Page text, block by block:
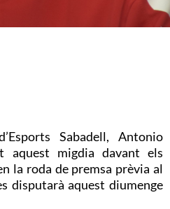
Sabadell, Antonio
aquest migdia davant els
la roda de premsa prèvia al
disputarà aquest diumenge